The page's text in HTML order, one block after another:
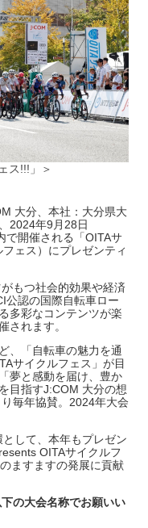
ス!!!」＞
大分、本社：大分県大
2024年9月28日
で開催される「OITAサ
ェス）にプレゼンティ
もつ社会的効果や経済
公認の国際自転車ロー
多彩なコンテンツが楽
されます。
、「自転車の魅力を通
サイクルフェス」が目
夢と感動を届け、豊か
目指すJ:COM 大分の想
毎年協賛。2024年大会
して、本年もプレゼン
OITAサイクルフ
ますますの発展に貢献
の大会名称でお願いい